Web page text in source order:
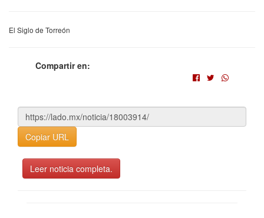
El Siglo de Torreón
Compartir en:
Copiar URL
Leer noticia completa.